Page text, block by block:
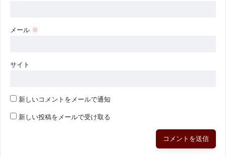
メール ※
サイト
新しいコメントをメールで通知
新しい投稿をメールで受け取る